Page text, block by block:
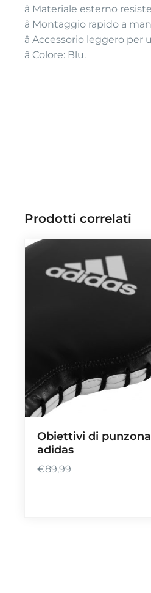
â Materiale esterno
â Montaggio rapido a
â Accessorio leggero per
â Colore: Blu.
Prodotti correlati
Obiettivi di
adidas
€89,99